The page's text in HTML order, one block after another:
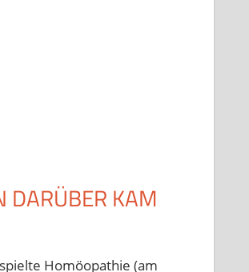
DARÜBER KAM
Homöopathie (am